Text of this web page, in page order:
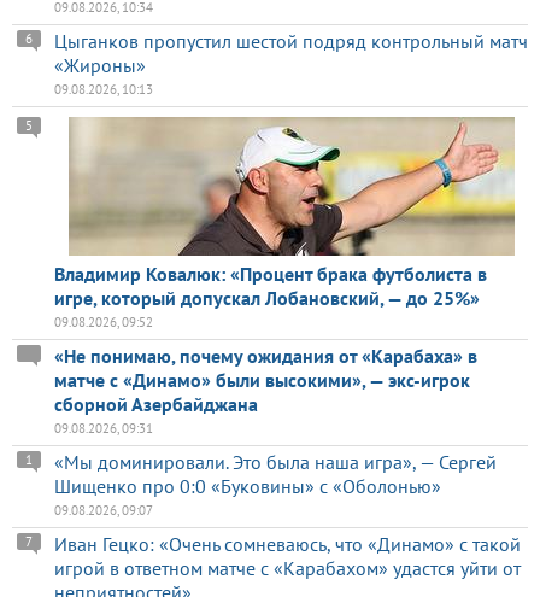
09.08.2026, 10:34
Цыганков пропустил шестой подряд контрольный матч
«Жироны»
6
09.08.2026, 10:13
Владимир Ковалюк: «Процент брака футболиста в
игре, который допускал Лобановский, — до 25%»
5
09.08.2026, 09:52
«Не понимаю, почему ожидания от «Карабаха» в
матче с «Динамо» были высокими», — экс-игрок
сборной Азербайджана
09.08.2026, 09:31
«Мы доминировали. Это была наша игра», — Сергей
Шищенко про 0:0 «Буковины» с «Оболонью»
1
09.08.2026, 09:07
Иван Гецко: «Очень сомневаюсь, что «Динамо» с такой
игрой в ответном матче с «Карабахом» удастся уйти от
неприятностей»
7